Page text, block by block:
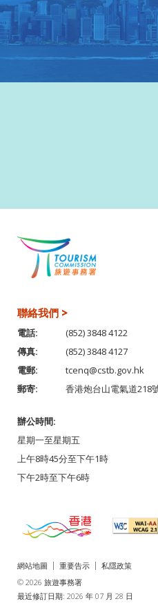
香港旅遊發展局網站 >
聯絡我們 >
電話:
(852) 3848 4122
傳真:
(852) 3848 4127
電郵:
tcenq@cstb.gov.hk
郵寄:
香港炮台山電氣道218
辦公時間:
星期一至星期五
上午8時45分至下午1時
下午2時至下午6時
網站地圖 重要告示
私隱政策
© 2026 旅遊事務署
最近修訂日期: 2026 年 07 月 28 日